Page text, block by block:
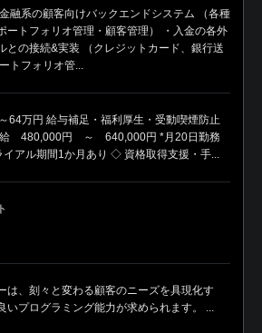
金融系の顧客向けバックエンドシステム （各種
ートフォリオ管理・顧客管理） ・入金の各外
との接続&実装 （クレジットカード、銀行送
トフォリオ管...
64万円 給与補足・福利厚生・受動喫煙防止
給 480,000円 ～ 640,000円 *月20日勤務
イアル期間1か月あり ◇ 資格取得支援・手...
は、刻々と変わる顧客のニーズを具現化す
いプログラミング能力が求められます。 ...